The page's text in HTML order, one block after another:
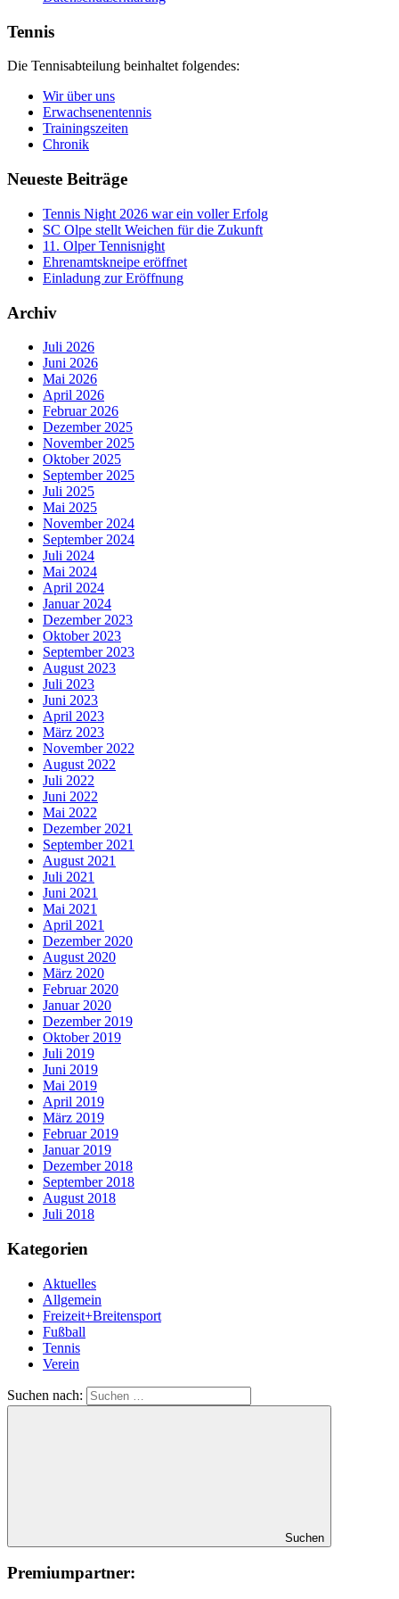
Tennis
Die Tennisabteilung beinhaltet folgendes:
Wir über uns
Erwachsenentennis
Trainingszeiten
Chronik
Neueste Beiträge
Tennis Night 2026 war ein voller Erfolg
SC Olpe stellt Weichen für die Zukunft
11. Olper Tennisnight
Ehrenamtskneipe eröffnet
Einladung zur Eröffnung
Archiv
Juli 2026
Juni 2026
Mai 2026
April 2026
Februar 2026
Dezember 2025
November 2025
Oktober 2025
September 2025
Juli 2025
Mai 2025
November 2024
September 2024
Juli 2024
Mai 2024
April 2024
Januar 2024
Dezember 2023
Oktober 2023
September 2023
August 2023
Juli 2023
Juni 2023
April 2023
März 2023
November 2022
August 2022
Juli 2022
Juni 2022
Mai 2022
Dezember 2021
September 2021
August 2021
Juli 2021
Juni 2021
Mai 2021
April 2021
Dezember 2020
August 2020
März 2020
Februar 2020
Januar 2020
Dezember 2019
Oktober 2019
Juli 2019
Juni 2019
Mai 2019
April 2019
März 2019
Februar 2019
Januar 2019
Dezember 2018
September 2018
August 2018
Juli 2018
Kategorien
Aktuelles
Allgemein
Freizeit+Breitensport
Fußball
Tennis
Verein
Suchen nach:
Suchen
Premiumpartner: